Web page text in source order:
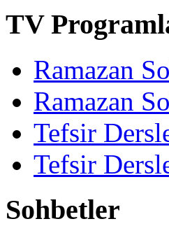
TV
Ramazan
Ramazan
Tefsir
Tefsir
Sohbetler